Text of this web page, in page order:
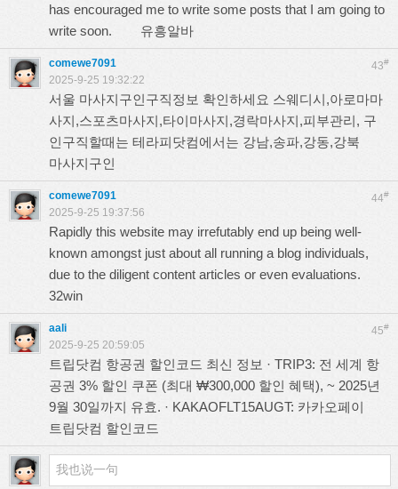
has encouraged me to write some posts that I am going to
write soon. 유흥알바
43#
comewe7091
2025-9-25 19:32:22
서울 마사지구인구직정보 확인하세요 스웨디시,아로마마
사지,스포츠마사지,타이마사지,경락마사지,피부관리, 구
인구직할때는 테라피닷컴에서는 강남,송파,강동,강북
마사지구인
44#
comewe7091
2025-9-25 19:37:56
Rapidly this website may irrefutably end up being well-
known amongst just about all running a blog individuals,
due to the diligent content articles or even evaluations.
32win
45#
aali
2025-9-25 20:59:05
트립닷컴 항공권 할인코드 최신 정보 · TRIP3: 전 세계 항
공권 3% 할인 쿠폰 (최대 ₩300,000 할인 혜택), ~ 2025년
9월 30일까지 유효. · KAKAOFLT15AUGT: 카카오페이
트립닷컴 할인코드